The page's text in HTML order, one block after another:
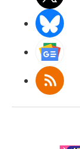
RSS